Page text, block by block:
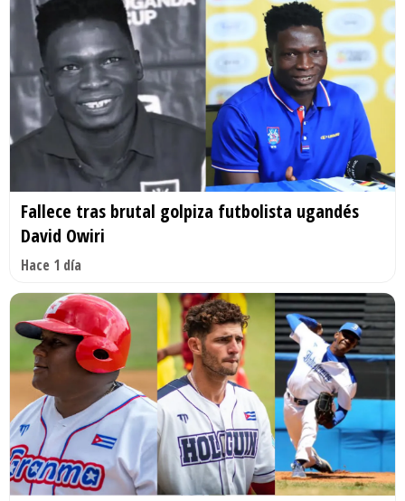
Fallece tras brutal golpiza futbolista ugandés
David Owiri
Hace 1 día